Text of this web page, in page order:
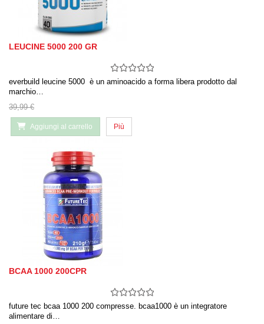
LEUCINE 5000 200 GR
everbuild leucine 5000 è un aminoacido a forma libera prodotto dal
marchio…
39,99 €
Aggiungi al carrello Più
BCAA 1000 200CPR
future tec bcaa 1000 200 compresse. bcaa1000 è un integratore
alimentare di…